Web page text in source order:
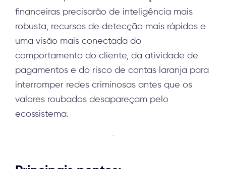
financeiras precisarão de inteligência mais
robusta, recursos de detecção mais rápidos e
uma visão mais conectada do
comportamento do cliente, da atividade de
pagamentos e do risco de contas laranja para
interromper redes criminosas antes que os
valores roubados desapareçam pelo
ecossistema.
-